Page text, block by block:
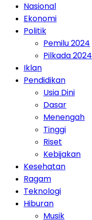
Nasional
Ekonomi
Politik
Pemilu 2024
Pilkada 2024
Iklan
Pendidikan
Usia Dini
Dasar
Menengah
Tinggi
Riset
Kebijakan
Kesehatan
Ragam
Teknologi
Hiburan
Musik